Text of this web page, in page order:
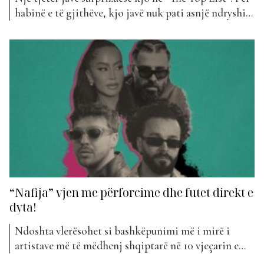
habinë e të gjithëve, kjo javë nuk pati asnjë ndryshim
hyrje të re në klasifikim, sytë na shkojnë tek 5
projektet më të votuara të listës nga publiku. E...
“Nafija” vjen me përforcime dhe futet direkt e
dyta!
Ndoshta vlerësohet si bashkëpunimi më i mirë i
artistave më të mëdhenj shqiptarë në 10 vjeçarin e